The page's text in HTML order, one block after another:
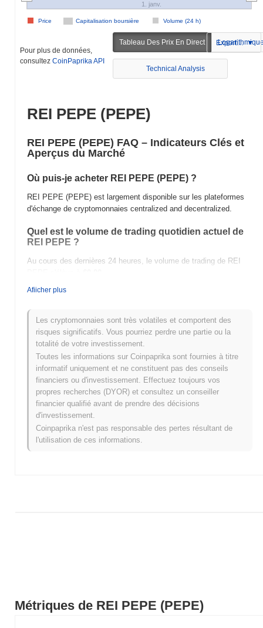
Métriques de REI PEPE (PEPE)
Capitalisation boursière Volume (24 h)
Price
1. janv.
Pour plus de données,
consultez CoinPaprika API
Tableau Des Prix En Direct Exportation
Technical Analysis
REI PEPE (PEPE)
REI PEPE (PEPE) FAQ – Indicateurs Clés et
Aperçus du Marché
Où puis-je acheter REI PEPE (PEPE) ?
REI PEPE (PEPE) est largement disponible sur les plateformes
d'échange de cryptomonnaies centralized and decentralized.
Quel est le volume de trading quotidien actuel de
REI PEPE ?
Au cours des dernières 24 heures, le volume de trading de REI
Quel est l'historique de la fourchette de prix de REI
Plus Haut Historique (ATH) :€17.31
Plus Bas Historique (ATL) :€0.00
REI PEPE se négocie actuellement~99.82%en dessous de son
ATH .
Comment REI PEPE performe-t-il par rapport au
marché crypto plus large ?
Au cours des 7 derniers jours, REI PEPE a a gagné 0.00%, sous-
performant le marché crypto global qui a affiché un gain de
0.02%
Afiicher plus
Les cryptomonnaies sont très volatiles et comportent des
risques significatifs. Vous pourriez perdre une partie ou la
totalité de votre investissement.
Toutes les informations sur Coinpaprika sont fournies à titre
informatif uniquement et ne constituent pas des conseils
financiers ou d'investissement. Effectuez toujours vos
propres recherches (DYOR) et consultez un conseiller
financier qualifié avant de prendre des décisions
d'investissement.
Coinpaprika n'est pas responsable des pertes résultant de
l'utilisation de ces informations.